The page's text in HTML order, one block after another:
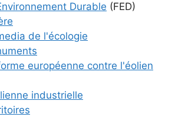
Durable (FED)
de l'écologie
européenne contre l'éolien
industrielle